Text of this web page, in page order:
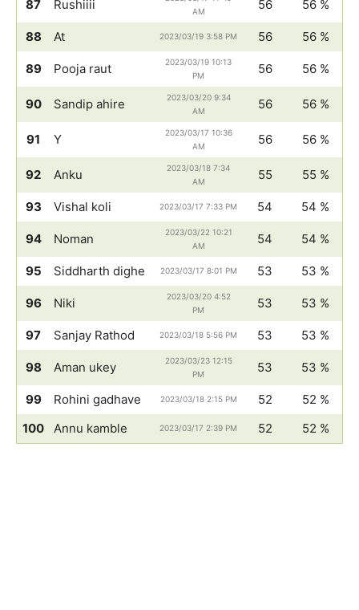
87 Rushiiii
AM
56 56 %
88 At 2023/03/19 3:58 PM 56 56 %
89 Pooja raut
2023/03/19 10:13
PM
56 56 %
90 Sandip ahire
2023/03/20 9:34
AM
56 56 %
91 Y
2023/03/17 10:36
AM
56 56 %
92 Anku
2023/03/18 7:34
AM
55 55 %
93 Vishal koli 2023/03/17 7:33 PM 54 54 %
94 Noman
2023/03/22 10:21
AM
54 54 %
95 Siddharth dighe 2023/03/17 8:01 PM 53 53 %
96 Niki
2023/03/20 4:52
PM
53 53 %
97 Sanjay Rathod 2023/03/18 5:56 PM 53 53 %
98 Aman ukey
2023/03/23 12:15
PM
53 53 %
99 Rohini gadhave 2023/03/18 2:15 PM 52
52 %
100
Annu kamble 2023/03/17 2:39 PM 52 52 %